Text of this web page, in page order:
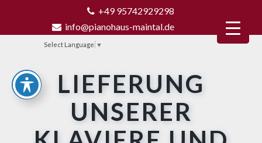
+49 95742929298
info@pianohaus-maintal.de
Select Language ▼
LIEFERUNG
UNSERER